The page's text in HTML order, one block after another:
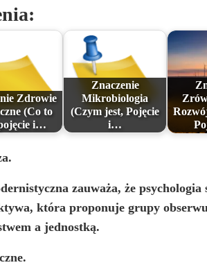
Zdrowie
(Co to
i…
Znaczenie
Mikrobiologia
(Czym jest, Pojęcie
i…
zauważa, że psychologia
która proponuje grupy
a jednostką.